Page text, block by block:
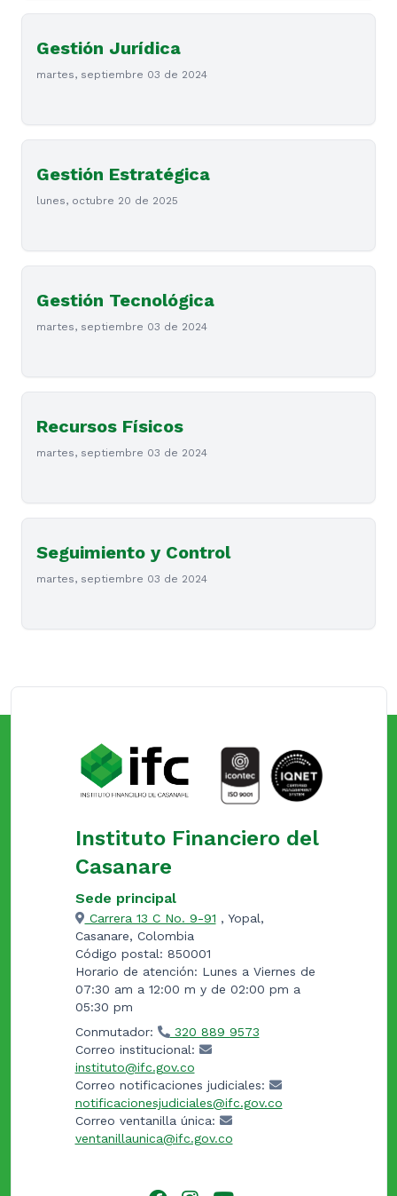
Gestión Jurídica
martes, septiembre 03 de 2024
Gestión Estratégica
lunes, octubre 20 de 2025
Gestión Tecnológica
martes, septiembre 03 de 2024
Recursos Físicos
martes, septiembre 03 de 2024
Seguimiento y Control
martes, septiembre 03 de 2024
Instituto Financiero del
Casanare
Sede principal
Carrera 13 C No. 9-91 , Yopal,
Casanare, Colombia
Código postal: 850001
Horario de atención: Lunes a Viernes de
07:30 am a 12:00 m y de 02:00 pm a
05:30 pm
Conmutador:
320 889 9573
Correo institucional:
instituto@ifc.gov.co
Correo notificaciones judiciales:
notificacionesjudiciales@ifc.gov.co
Correo ventanilla única:
ventanillaunica@ifc.gov.co